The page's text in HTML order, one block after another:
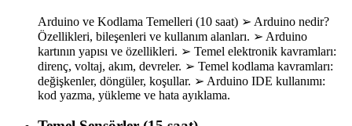
Arduino ve Kodlama Temelleri (10 saat) ➢ Arduino nedir?
Özellikleri, bileşenleri ve kullanım alanları. ➢ Arduino
kartının yapısı ve özellikleri. ➢ Temel elektronik kavramları:
direnç, voltaj, akım, devreler. ➢ Temel kodlama kavramları:
değişkenler, döngüler, koşullar. ➢ Arduino IDE kullanımı:
kod yazma, yükleme ve hata ayıklama.